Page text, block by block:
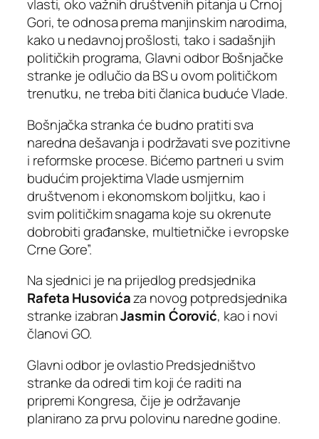
vlasti, oko važnih društvenih pitanja u Crnoj
Gori, te odnosa prema manjinskim narodima,
kako u nedavnoj prošlosti, tako i sadašnjih
političkih programa, Glavni odbor Bošnjačke
stranke je odlučio da BS u ovom političkom
trenutku, ne treba biti članica buduće Vlade.
Bošnjačka stranka će budno pratiti sva
naredna dešavanja i podržavati sve pozitivne
i reformske procese. Bićemo partneri u svim
budućim projektima Vlade usmjernim
društvenom i ekonomskom boljitku, kao i
svim političkim snagama koje su okrenute
dobrobiti građanske, multietničke i evropske
Crne Gore”.
Na sjednici je na prijedlog predsjednika
Rafeta Husovićaza novog potpredsjednika
stranke izabranJasmin Ćorović, kao i novi
članovi GO.
Glavni odbor je ovlastio Predsjedništvo
stranke da odredi tim koji će raditi na
pripremi Kongresa, čije je održavanje
planirano za prvu polovinu naredne godine.